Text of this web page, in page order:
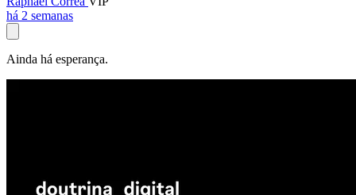
há 2 semanas
Ainda há esperança.